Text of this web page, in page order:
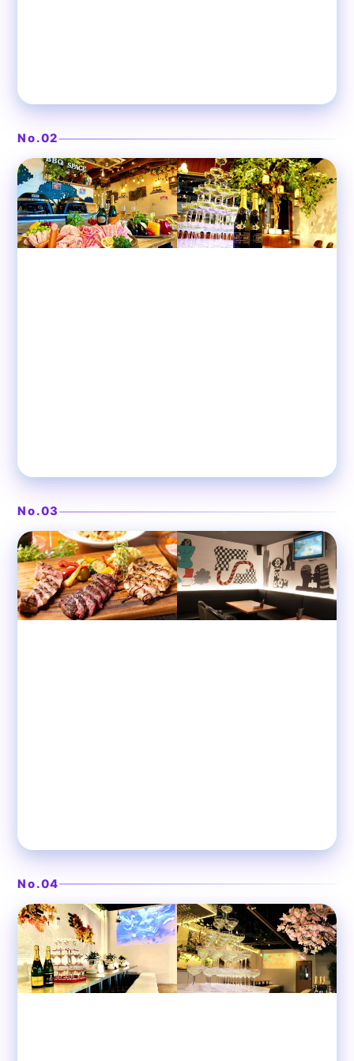
No.02
渋谷 ビストロ肉酒場
渋谷ガーデンスペース道玄坂
店
No.03
渋谷 ダイニングバー
360度アイランドカウンターの遊び場
dining & bar KITSUNE 渋谷
No.04
渋谷 貸切パーティースペース
ラグジュアリーリゾートの大人空間
渋谷ピカリエリゾート本店